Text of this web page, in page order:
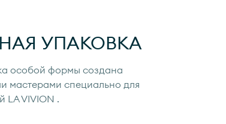
УПАКОВКА
особой формы создана
мастерами специально для
LA VIVION .